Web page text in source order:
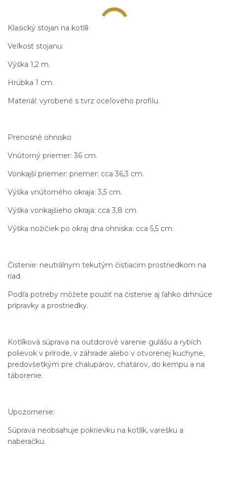
Klasický stojan na kotlík.
Veľkosť stojanu:
Výška 1,2 m.
Hrúbka 1 cm.
Materiál: vyrobené s tvrz oceľového profilu.
Prenosné ohnisko
Vnútorný priemer: 36 cm.
Vonkajší priemer: priemer: cca 36,3 cm.
Výška vnútorného okraja: 3,5 cm.
Výška vonkajšieho okraja: cca 3,8 cm.
Výška nožičiek po okraj dna ohniska: cca 5,5 cm.
Čistenie: neutrálnym tekutým čistiacim prostriedkom na
riad.
Podľa potreby môžete použiť na čistenie aj ľahko drhnúce
prípravky a prostriedky.
Kotlíková súprava na outdorové varenie gulášu a rybích
polievok v prírode, v záhrade alebo v otvorenej kuchyne,
predovšetkým pre chalupárov, chatárov, do kempu a na
táborenie.
Upozornenie:
Súprava neobsahuje pokrievku na kotlík, varešku a
naberačku.